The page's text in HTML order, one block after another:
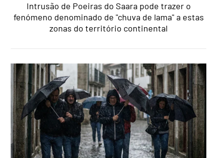
Intrusão de Poeiras do Saara pode trazer o
fenómeno denominado de "chuva de lama" a estas
zonas do território continental